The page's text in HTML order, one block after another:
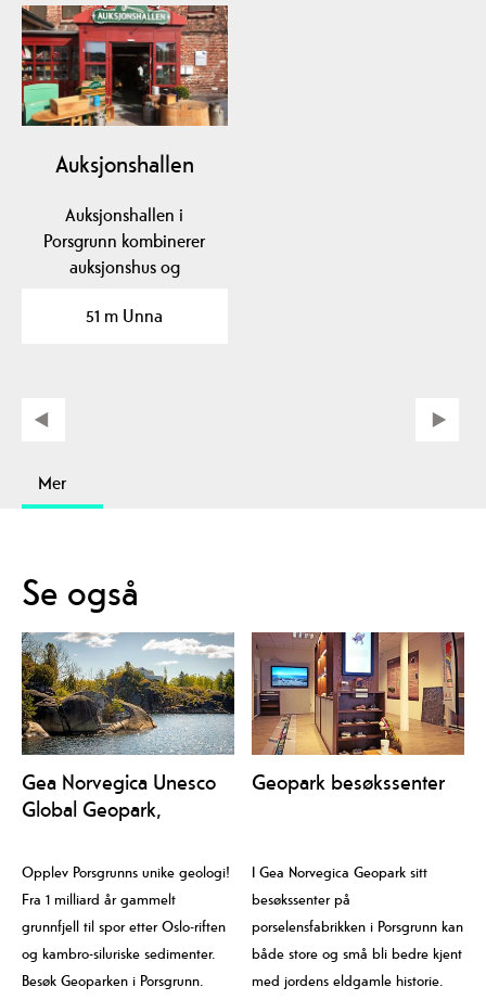
Auksjonshallen
Auksjonshallen i
Porsgrunn kombinerer
auksjonshus og
holder til i…
51 m Unna
Mer
Se også
Gea Norvegica Unesco
Global Geopark,
Opplev Porsgrunns unike geologi!
Fra 1 milliard år gammelt
grunnfjell til spor etter Oslo-riften
og kambro-siluriske sedimenter.
Besøk Geoparken i Porsgrunn.
Geopark besøkssenter
I Gea Norvegica Geopark sitt
besøkssenter på
porselensfabrikken i Porsgrunn kan
både store og små bli bedre kjent
med jordens eldgamle historie.